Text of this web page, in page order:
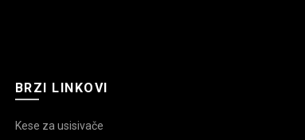
BRZI LINKOVI
Kese za usisivače